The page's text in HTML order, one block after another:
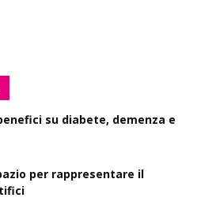
su diabete, demenza e
per rappresentare il